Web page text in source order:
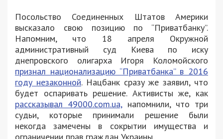
Посольство Соединенных Штатов Америки
высказало свою позицию по “Приватбанку”.
Напомним, что 18 апреля Окружной
административный суд Киева по иску
днепровского олигарха Игоря Коломойского
признал национализацию “Приватбанка” в 2016
году незаконной. Нацбанк сразу же заявил, что
будет оспаривать решение. Активисты же, как
рассказывал 49000.com.ua,напомнили, что три
судьи, которые принимали решение были
некогда замечены в сокрытии имущества и
ограничении прав граждан Украины.